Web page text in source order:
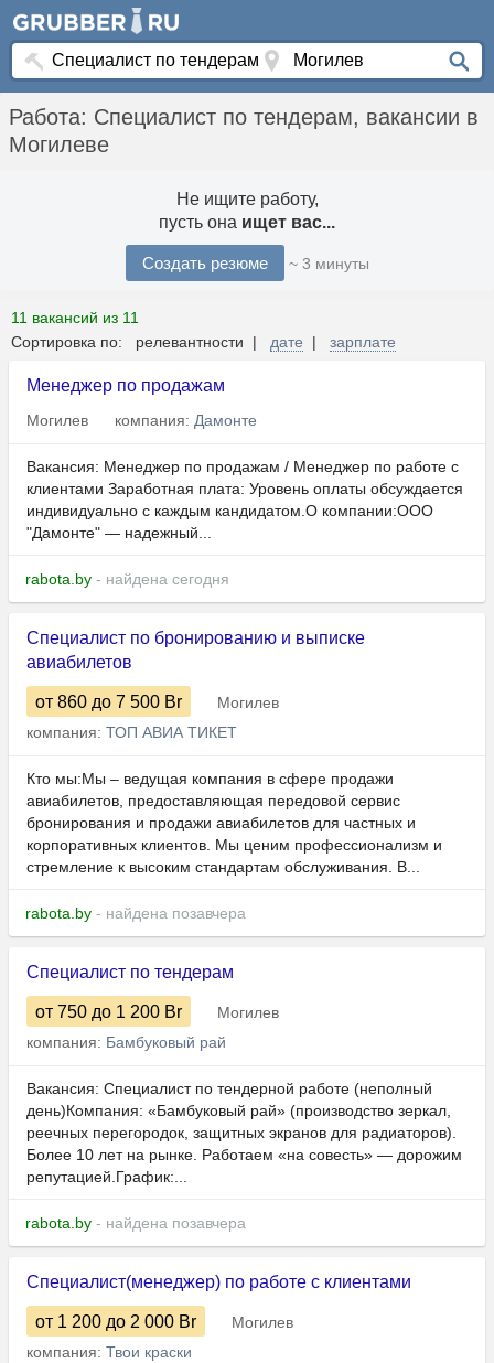
Работа: Специалист по тендерам, вакансии в
Могилеве
Не ищите работу,
пусть она ищет вас...
Создать резюме ~ 3 минуты
11 вакансий из 11
Сортировка по: релевантности | дате | зарплате
Менеджер по продажам
Могилев компания: Дамонте
Вакансия: Менеджер по продажам / Менеджер по работе с
клиентами Заработная плата: Уровень оплаты обсуждается
индивидуально с каждым кандидатом.О компании:ООО
"Дамонте" — надежный...
rabota.by - найдена сегодня
Специалист по бронированию и выписке
авиабилетов
от 860 до 7 500 Br
Могилев
компания: ТОП АВИА ТИКЕТ
Кто мы:Мы – ведущая компания в сфере продажи
авиабилетов, предоставляющая передовой сервис
бронирования и продажи авиабилетов для частных и
корпоративных клиентов. Мы ценим профессионализм и
стремление к высоким стандартам обслуживания. В...
rabota.by - найдена позавчера
Специалист по тендерам
от 750 до 1 200 Br
Могилев
компания: Бамбуковый рай
Вакансия: Специалист по тендерной работе (неполный
день)Компания: «Бамбуковый рай» (производство зеркал,
реечных перегородок, защитных экранов для радиаторов).
Более 10 лет на рынке. Работаем «на совесть» — дорожим
репутацией.График:...
rabota.by - найдена позавчера
Специалист(менеджер) по работе с клиентами
от 1 200 до 2 000 Br
Могилев
компания: Твои краски